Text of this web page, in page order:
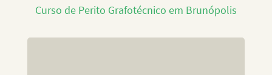
Curso de Perito Grafotécnico em Brunópolis